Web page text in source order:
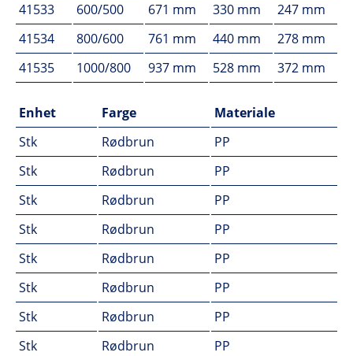
41533
600/500 671 mm 330 mm
247 mm
41534
800/600 761 mm 440 mm
278 mm
41535
1000/800 937 mm 528 mm 372 mm
Enhet Farge
Materiale
Stk
Rødbrun
PP
Stk
Rødbrun
PP
Stk
Rødbrun
PP
Stk
Rødbrun
PP
Stk
Rødbrun
PP
Stk
Rødbrun
PP
Stk
Rødbrun
PP
Stk
Rødbrun
PP